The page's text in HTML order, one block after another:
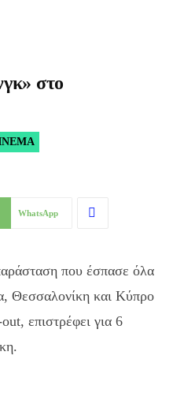
στο
WhatsApp
που έσπασε όλα
Θεσσαλονίκη και Κύπρο
επιστρέφει για 6